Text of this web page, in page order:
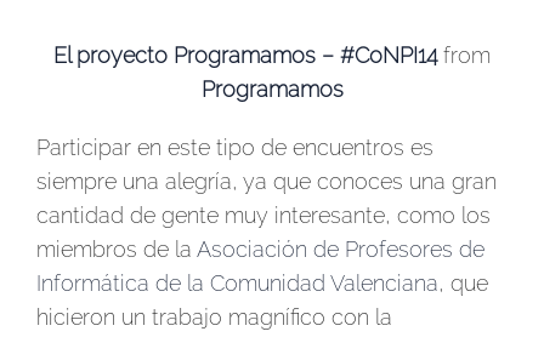
El proyecto Programamos – #CoNPI14 from
Programamos
Participar en este tipo de encuentros es
siempre una alegría, ya que conoces una gran
cantidad de gente muy interesante, como los
miembros de la Asociación de Profesores de
Informática de la Comunidad Valenciana, que
hicieron un trabajo magnífico con la